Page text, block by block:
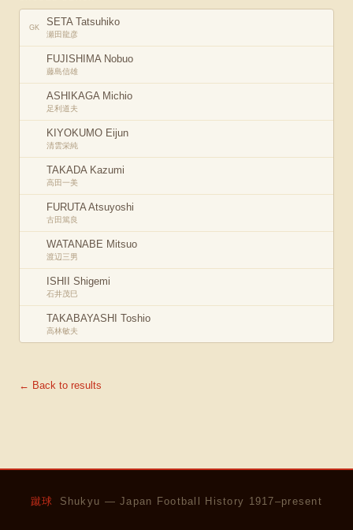
GK SETA Tatsuhiko
瀬田龍彦
FUJISHIMA Nobuo
藤島信雄
ASHIKAGA Michio
足利道夫
KIYOKUMO Eijun
清雲栄純
TAKADA Kazumi
高田一美
FURUTA Atsuyoshi
古田篤良
WATANABE Mitsuo
渡辺三男
ISHII Shigemi
石井茂巳
TAKABAYASHI Toshio
高林敏夫
← Back to results
蹴球 Shukyu — Japan Football History 1917–present